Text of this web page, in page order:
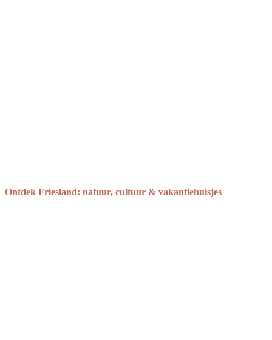
Ontdek Friesland: natuur, cultuur & vakantiehuisjes